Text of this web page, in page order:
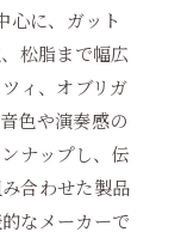
心に、ガット
松脂まで幅広
ィ、オブリガ
色や演奏感の
ナップし、伝
合わせた製品
なメーカーで